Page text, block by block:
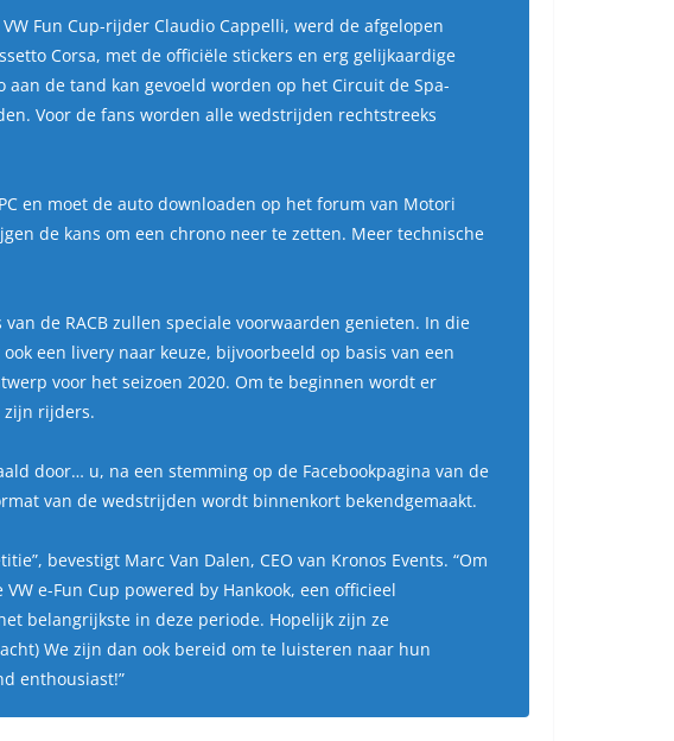
Fun Cup-rijder Claudio Cappelli, werd de afgelopen
Corsa, met de officiële stickers en erg gelijkaardige
aan de tand kan gevoeld worden op het Circuit de Spa-
Voor de fans worden alle wedstrijden rechtstreeks
en moet de auto downloaden op het forum van Motori
de kans om een chrono neer te zetten. Meer technische
de RACB zullen speciale voorwaarden genieten. In die
een livery naar keuze, bijvoorbeeld op basis van een
voor het seizoen 2020. Om te beginnen wordt er
zijn rijders.
door… u, na een stemming op de Facebookpagina van de
van de wedstrijden wordt binnenkort bekendgemaakt.
, bevestigt Marc Van Dalen, CEO van Kronos Events. “Om
e-Fun Cup powered by Hankook, een officieel
belangrijkste in deze periode. Hopelijk zijn ze
We zijn dan ook bereid om te luisteren naar hun
enthousiast!”